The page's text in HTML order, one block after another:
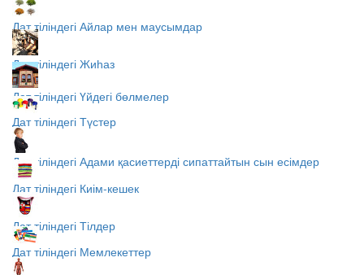
Дат тіліндегі Айлар мен маусымдар
Дат тіліндегі Жиһаз
Дат тіліндегі Үйдегі бөлмелер
Дат тіліндегі Түстер
Дат тіліндегі Адами қасиеттерді сипаттайтын сын есімдер
Дат тіліндегі Киім-кешек
Дат тіліндегі Тілдер
Дат тіліндегі Мемлекеттер